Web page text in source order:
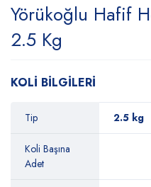
Yörükoğlu Hafif
2.5 Kg
KOLİ BİLGİLERİ
Tip 2.5 kg
Koli Başına
Adet